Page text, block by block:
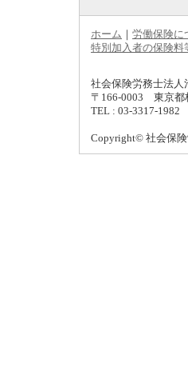
ホーム 労働保険に
特別加入者の保険料
社会保険労務士法人
〒166-0003 東京都
TEL : 03-3317-1982
Copyright© 社会保険